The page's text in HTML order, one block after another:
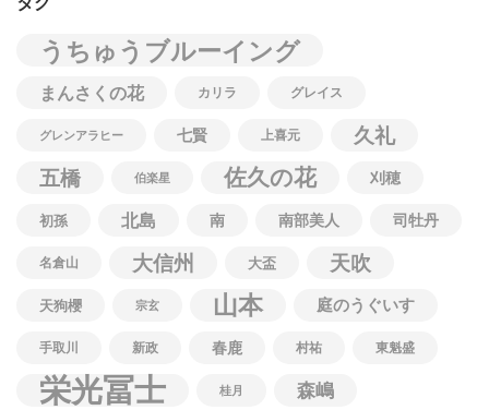
うちゅうブルーイング
まんさくの花 カリラ グレイス
グレンアラヒー 七賢 上喜元
久礼
五橋
伯楽星 佐久の花 刈穂
初孫 北島 南 南部美人 司牡丹
名倉山 大信州 大盃 天吹
天狗櫻 宗玄 山本 庭のうぐいす
手取川 新政 春鹿 村祐 東魁盛
栄光冨士 桂月 森嶋